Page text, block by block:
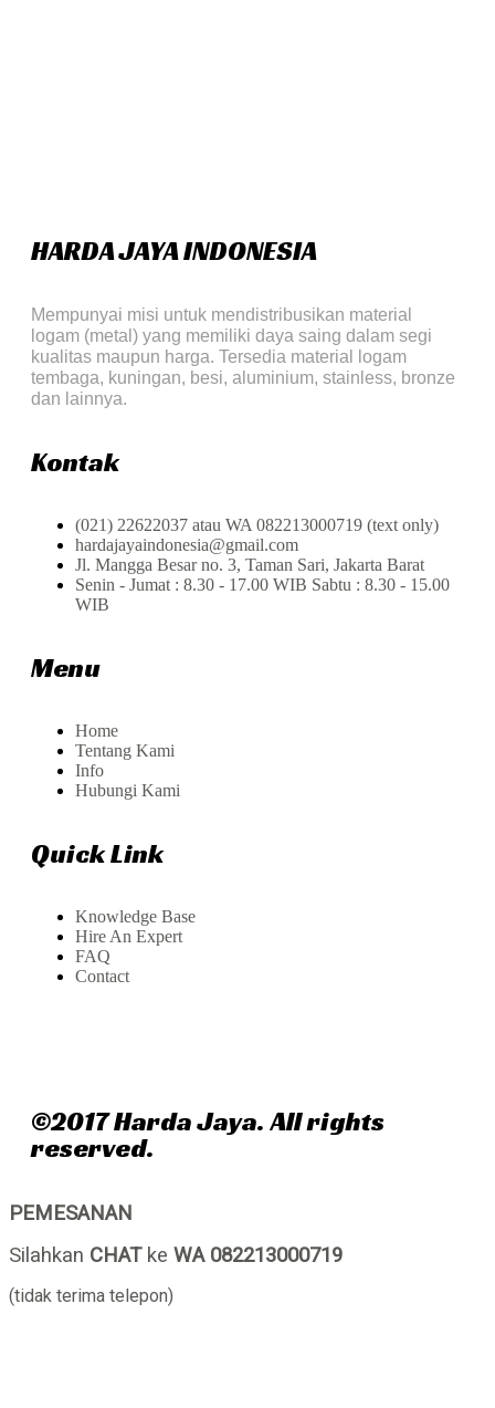
HARDA JAYA INDONESIA
Mempunyai misi untuk mendistribusikan material
logam (metal) yang memiliki daya saing dalam segi
kualitas maupun harga. Tersedia material logam
tembaga, kuningan, besi, aluminium, stainless, bronze
dan lainnya.
Kontak
(021) 22622037 atau WA 082213000719 (text only)
hardajayaindonesia@gmail.com
Jl. Mangga Besar no. 3, Taman Sari, Jakarta Barat
Senin - Jumat : 8.30 - 17.00 WIB Sabtu : 8.30 - 15.00
WIB
Menu
Home
Tentang Kami
Info
Hubungi Kami
Quick Link
Knowledge Base
Hire An Expert
FAQ
Contact
©2017 Harda Jaya. All rights
reserved.
PEMESANAN
Silahkan CHAT ke WA 082213000719
(tidak terima telepon)